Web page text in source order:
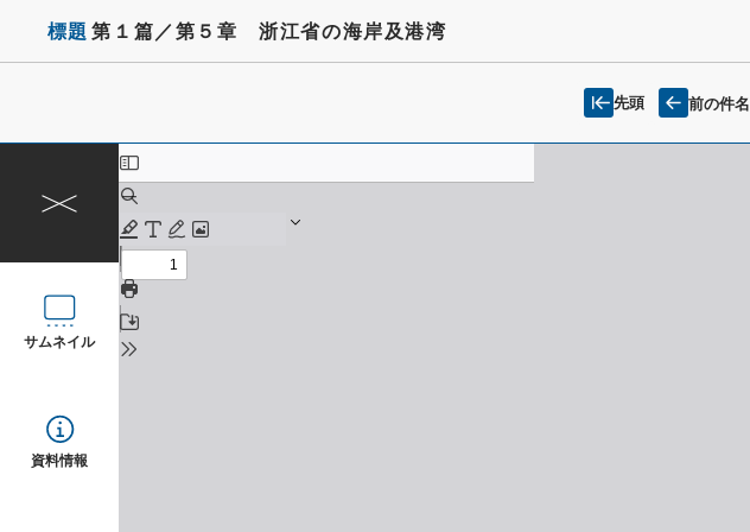
標題 第１篇／第５章 浙江省の海岸及港湾
先頭 前の件名
サムネイル
資料情報